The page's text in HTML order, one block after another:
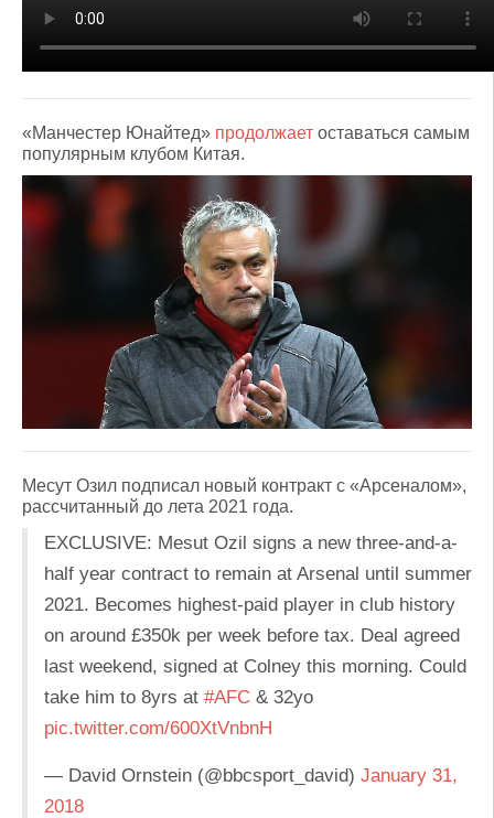
«Манчестер Юнайтед» продолжает оставаться самым
популярным клубом Китая.
Месут Озил подписал новый контракт с «Арсеналом»,
рассчитанный до лета 2021 года.
EXCLUSIVE: Mesut Ozil signs a new three-and-a-
half year contract to remain at Arsenal until summer
2021. Becomes highest-paid player in club history
on around £350k per week before tax. Deal agreed
last weekend, signed at Colney this morning. Could
take him to 8yrs at #AFC & 32yo
pic.twitter.com/600XtVnbnH
— David Ornstein (@bbcsport_david) January 31,
2018